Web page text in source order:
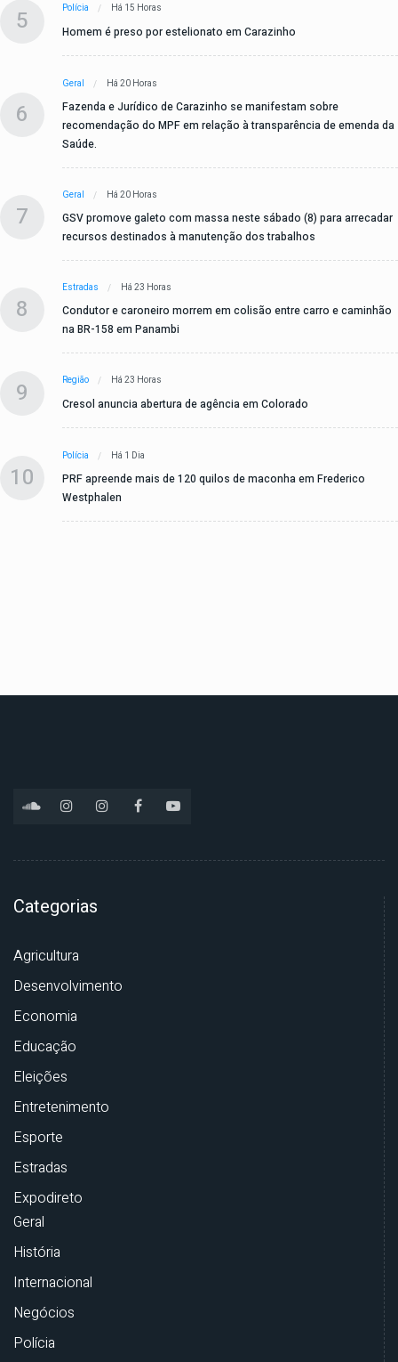
5 Polícia Há 15 Horas
Homem é preso por estelionato em Carazinho
6
Geral Há 20 Horas
Fazenda e Jurídico de Carazinho se manifestam sobre
recomendação do MPF em relação à transparência de emenda da
Saúde.
7
Geral Há 20 Horas
GSV promove galeto com massa neste sábado (8) para arrecadar
recursos destinados à manutenção dos trabalhos
8
Estradas Há 23 Horas
Condutor e caroneiro morrem em colisão entre carro e caminhão
na BR-158 em Panambi
9 Região Há 23 Horas
Cresol anuncia abertura de agência em Colorado
10
Polícia Há 1 Dia
PRF apreende mais de 120 quilos de maconha em Frederico
Westphalen
Categorias
Agricultura
Desenvolvimento
Economia
Educação
Eleições
Entretenimento
Esporte
Estradas
Expodireto
Geral
História
Internacional
Negócios
Polícia